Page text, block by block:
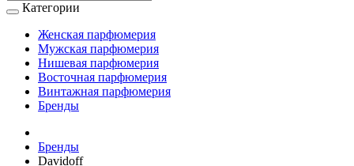
Категории
Женская парфюмерия
Мужская парфюмерия
Нишевая парфюмерия
Восточная парфюмерия
Винтажная парфюмерия
Бренды
Бренды
Davidoff